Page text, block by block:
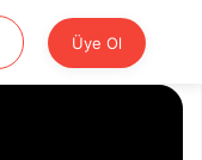
Yap Üye Ol